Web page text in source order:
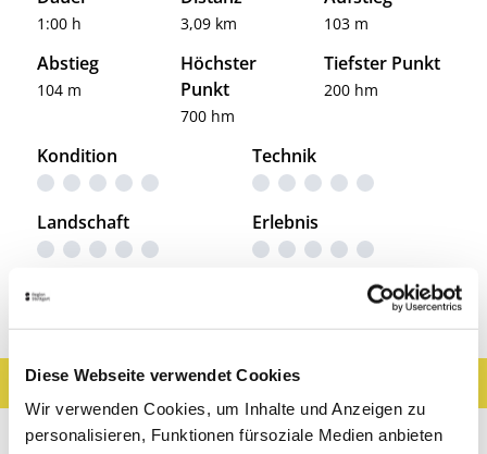
Diese Webseite verwendet Cookies
Wir verwenden Cookies, um Inhalte und Anzeigen zu
personalisieren, Funktionen fürsoziale Medien anbieten
1:00 h 3,09 km 103 m
Abstieg
104 m
Höchster
Punkt
700 hm
Tiefster Punkt
200 hm
Kondition Technik
Landschaft Erlebnis
Ergebnisse filtern
Sehenswertes
Gastronomie Wein